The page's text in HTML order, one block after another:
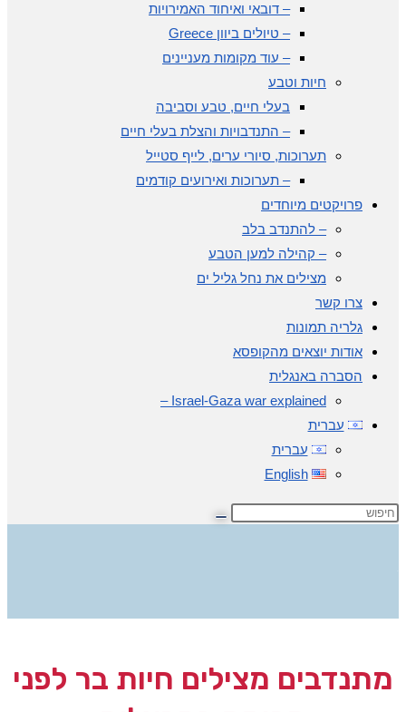
– דובאי ואיחוד האמירויות
– טיולים ביוון Greece
– עוד מקומות מעניינים
חיות וטבע
בעלי חיים, טבע וסביבה
– התנדבויות והצלת בעלי חיים
תערוכות, סיורי ערים, לייף סטייל
– תערוכות ואירועים קודמים
פרויקטים מיוחדים
– להתנדב בלב
– קהילה למען הטבע
מצילים את נחל גליל ים
צרו קשר
גלריה תמונות
אודות יוצאים מהקופסא
הסברה באנגלית
Israel-Gaza war explained –
עברית
עברית
English
מתנדבים מצילים חיות בר לפני